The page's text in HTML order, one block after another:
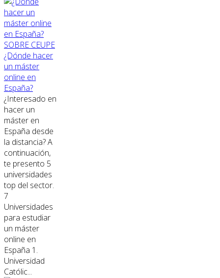
SOBRE CEUPE
¿Dónde hacer
un máster
online en
España?
¿Interesado en
hacer un
máster en
España desde
la distancia? A
continuación,
te presento 5
universidades
top del sector.
7
Universidades
para estudiar
un máster
online en
España 1.
Universidad
Católic...